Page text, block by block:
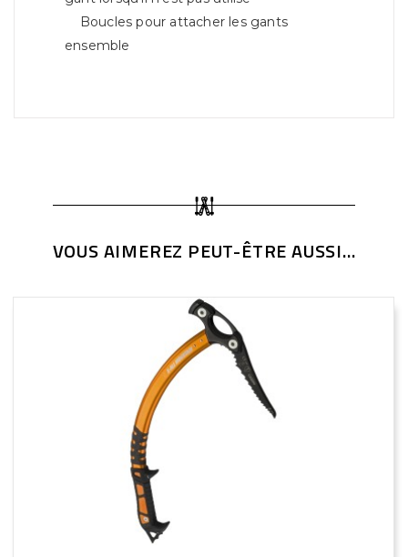
Boucles pour attacher les gants
ensemble
VOUS AIMEREZ PEUT-ÊTRE AUSSI...